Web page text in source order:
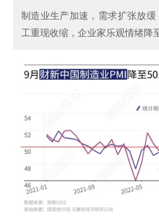
制造业生产加速，需求扩张放
工重现收缩，企业家乐观情绪降